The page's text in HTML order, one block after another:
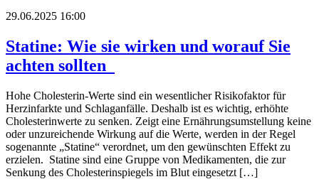
29.06.2025 16:00
Statine: Wie sie wirken und worauf Sie
achten sollten
Hohe Cholesterin-Werte sind ein wesentlicher Risikofaktor für
Herzinfarkte und Schlaganfälle. Deshalb ist es wichtig, erhöhte
Cholesterinwerte zu senken. Zeigt eine Ernährungsumstellung keine
oder unzureichende Wirkung auf die Werte, werden in der Regel
sogenannte „Statine“ verordnet, um den gewünschten Effekt zu
erzielen. Statine sind eine Gruppe von Medikamenten, die zur
Senkung des Cholesterinspiegels im Blut eingesetzt […]